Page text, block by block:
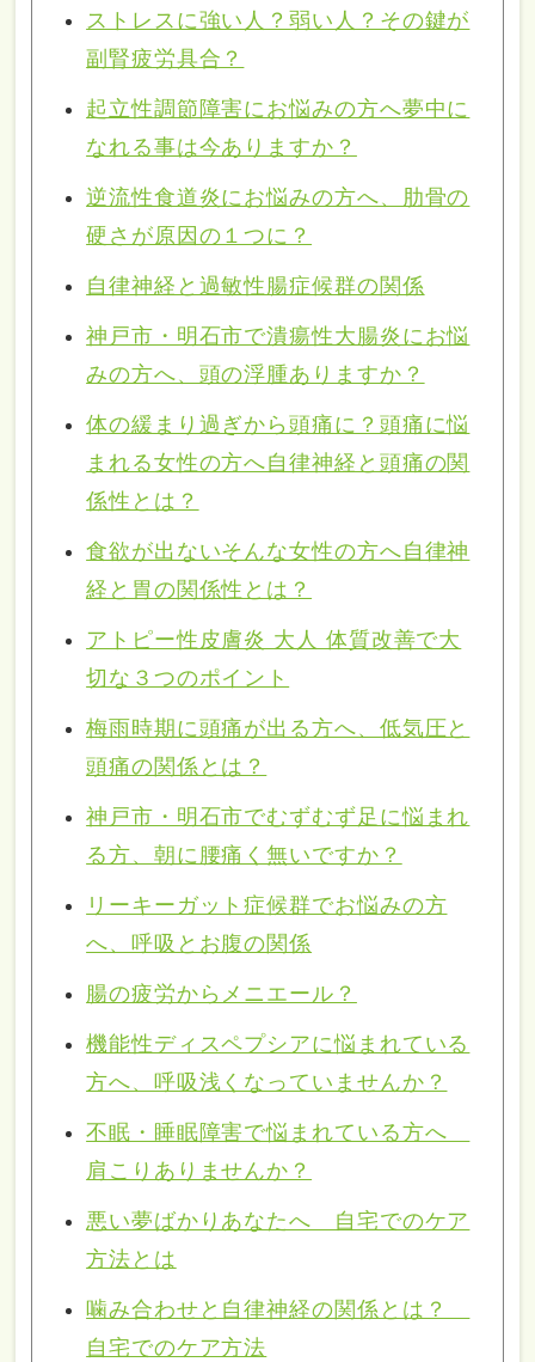
ストレスに強い人？弱い人？その鍵が
副腎疲労具合？
起立性調節障害にお悩みの方へ夢中に
なれる事は今ありますか？
逆流性食道炎にお悩みの方へ、肋骨の
硬さが原因の１つに？
自律神経と過敏性腸症候群の関係
神戸市・明石市で潰瘍性大腸炎にお悩
みの方へ、頭の浮腫ありますか？
体の緩まり過ぎから頭痛に？頭痛に悩
まれる女性の方へ自律神経と頭痛の関
係性とは？
食欲が出ないそんな女性の方へ自律神
経と胃の関係性とは？
アトピー性皮膚炎 大人 体質改善で大
切な３つのポイント
梅雨時期に頭痛が出る方へ、低気圧と
頭痛の関係とは？
神戸市・明石市でむずむず足に悩まれ
る方、朝に腰痛く無いですか？
リーキーガット症候群でお悩みの方
へ、呼吸とお腹の関係
腸の疲労からメニエール？
機能性ディスペプシアに悩まれている
方へ、呼吸浅くなっていませんか？
不眠・睡眠障害で悩まれている方へ
肩こりありませんか？
悪い夢ばかりあなたへ 自宅でのケア
方法とは
噛み合わせと自律神経の関係とは？
自宅でのケア方法